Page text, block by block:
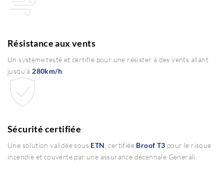
Résistance aux vents
Un système testé et certifié pour une résister à des vents allant
jusqu’à 280km/h
Sécurité certifiée
Une solution validée sous ETN , certifiée Broof T3 pour le risque
incendie et couverte par une assurance décennale Generali.